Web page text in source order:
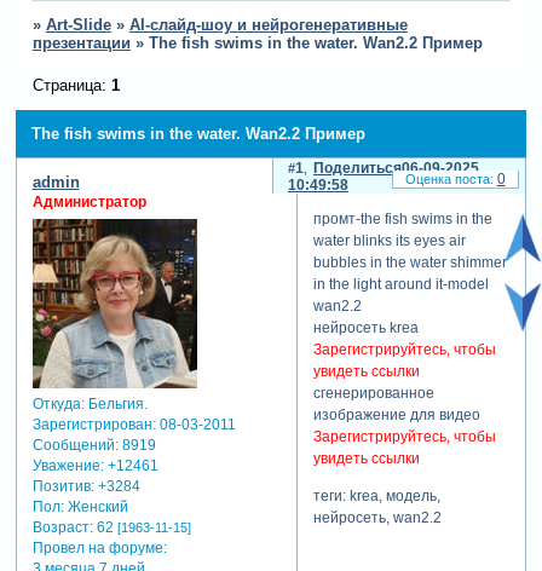
» Art-Slide » AI-слайд-шоу и нейрогенеративные
презентации » The fish swims in the water. Wan2.2 Пример
The fish swims in the water. Wan2.2 Пример
Страница: 1
Поделиться
1
06-09-2025
10:49:58
admin
Администратор
Откуда:Бельгия.
Зарегистрирован: 08-03-2011
Сообщений:8919
Уважение: +12461
Позитив: +3284
Пол:Женский
Возраст:62 [1963-11-15]
Провел на форуме:
промт-the fish swims in the
water blinks its eyes air
bubbles in the water shimmer
in the light around it-model
wan2.2
нейросеть krea
Зарегистрируйтесь, чтобы
увидеть ссылки
сгенерированное
изображение для видео
Зарегистрируйтесь, чтобы
увидеть ссылки
теги: krea, модель,
нейросеть, wan2.2
0